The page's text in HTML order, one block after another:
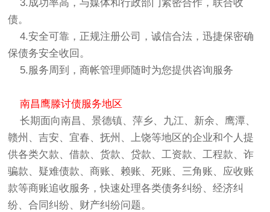
3.成功率高，与媒体和行政部门紧密合作，联合收
债。
4.安全可靠，正规注册公司，诚信合法，迅捷保密确
保债务安全收回。
5.服务周到，商帐管理师随时为您提供咨询服务
南昌鹰滕讨债服务地区
长期面向南昌、景德镇、萍乡、九江、新余、鹰潭、
赣州、吉安、宜春、抚州、上饶等地区的企业和个人提
供各类欠款、借款、货款、贷款、工资款、工程款、诈
骗款、疑难债款、商账、赖账、死账、三角账、应收账
款等商账追收服务，快速处理各类债务纠纷、经济纠
纷、合同纠纷、财产纠纷问题。